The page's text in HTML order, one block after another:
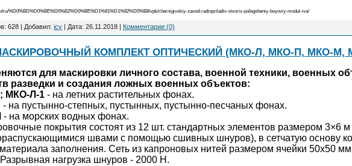
ru/%D0%BD%D0%BE%D0%B2%D0%BE%D1%81%D1%82%D0%B8/vpk/chernigivskiy-zavod-radiopriladiv-stvoriv-polegsheniy-boyoviy-modul-iva/
628 Добавил: icv Дата: 26.11.2018 Комментарии (0)
КОМПЛЕКТ ОПТИЧЕСКИЙ (МКО-Л, МКО-П, МКО-М,
для маскировки личного состава, военной техники, военных
разведки и создания ложных военных объектов:
МКО-Л-1 - на летних растительных фонах.
- на пустынно-степных, пустынных, пустынно-песчаных фонах.
- на морских водных фонах.
покрытия состоят из 12 шт. стандартных элементов размером 3×6
швами с помощью сшивных шнуров), в сетчатую основу
заполнения. Сеть из капроновых нитей размером ячейки 50х50
нагрузка шнуров - 2000 Н.